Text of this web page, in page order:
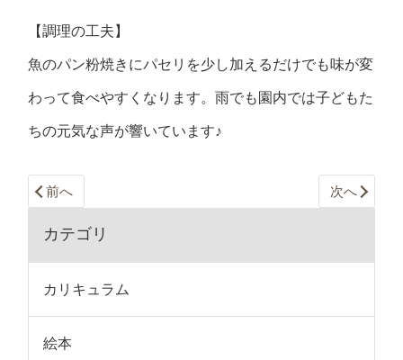
【調理の工夫】
魚のパン粉焼きにパセリを少し加えるだけでも味が変
わって食べやすくなります。雨でも園内では子どもた
ちの元気な声が響いています♪
前へ 次へ
カテゴリ
カリキュラム
絵本